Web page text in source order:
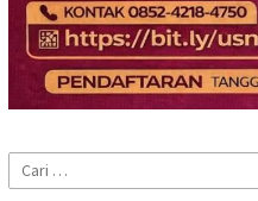
Cari
untuk: